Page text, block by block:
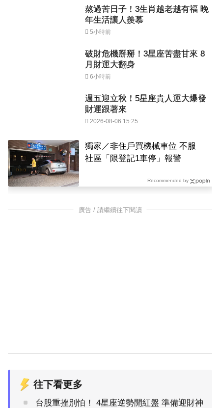
熬過苦日子！3生肖越老越有福 晚
年生活讓人羨慕
5小時前
破財危機掰掰！3星座苦盡甘來 8
月財運大翻身
6小時前
週五迎立秋！5星座貴人運大爆發
財運跟著來
2026-08-06 15:25
獨家／非住戶買機械車位 不服
社區「限登記1車停」報警
Recommended by
廣告 / 請繼續往下閱讀
往下看更多
台股重挫別怕！ 4星座逆勢開紅盤 準備迎財神